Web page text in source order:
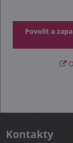
Povolit a
Kontakty